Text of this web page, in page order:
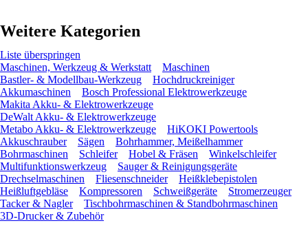
Weitere Kategorien
Liste überspringen
Maschinen, Werkzeug & Werkstatt
Maschinen
Bastler- & Modellbau-Werkzeug
Hochdruckreiniger
Akkumaschinen
Bosch Professional Elektrowerkzeuge
Makita Akku- & Elektrowerkzeuge
DeWalt Akku- & Elektrowerkzeuge
Metabo Akku- & Elektrowerkzeuge
HiKOKI Powertools
Akkuschrauber
Sägen
Bohrhammer, Meißelhammer
Bohrmaschinen
Schleifer Hobel & Fräsen
Winkelschleifer
Multifunktionswerkzeug
Sauger & Reinigungsgeräte
Drechselmaschinen
Fliesenschneider
Heißklebepistolen
Heißluftgebläse
Kompressoren Schweißgeräte
Stromerzeuger
Tacker & Nagler
Tischbohrmaschinen & Standbohrmaschinen
3D-Drucker & Zubehör